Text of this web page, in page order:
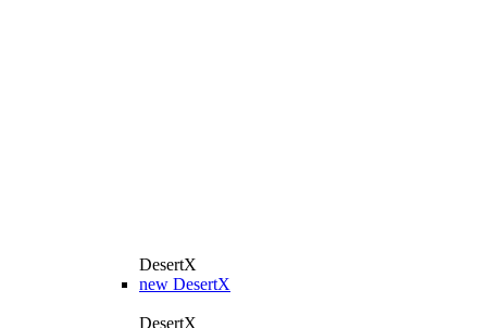
DesertX
new DesertX
DesertX